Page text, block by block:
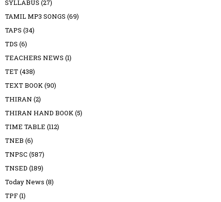
SYLLABUS (27)
TAMIL MP3 SONGS (69)
TAPS (34)
TDS (6)
TEACHERS NEWS (1)
TET(438)
TEXT BOOK(90)
THIRAN (2)
THIRAN HAND BOOK(5)
TIME TABLE (112)
TNEB (6)
TNPSC (587)
TNSED (189)
Today News (8)
TPF(1)